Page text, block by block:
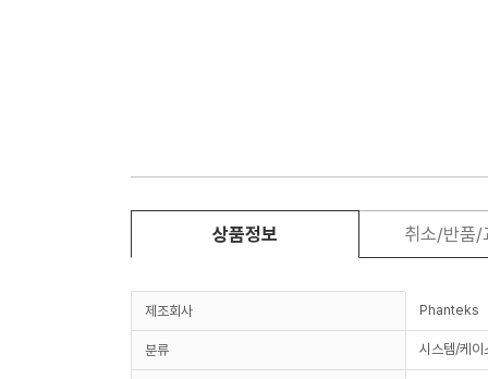
상품정보 취소/반품/
제조회사 Phanteks
분류 시스템/케이